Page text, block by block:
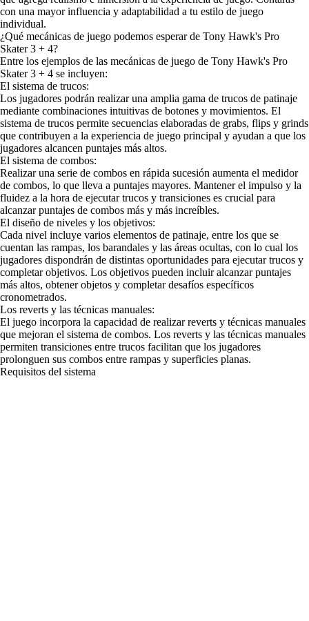
con una mayor influencia y adaptabilidad a tu estilo de juego
individual.
¿Qué mecánicas de juego podemos esperar de Tony Hawk's Pro
Skater 3 + 4?
Entre los ejemplos de las mecánicas de juego de Tony Hawk's Pro
Skater 3 + 4 se incluyen:
El sistema de trucos:
Los jugadores podrán realizar una amplia gama de trucos de patinaje
mediante combinaciones intuitivas de botones y movimientos. El
sistema de trucos permite secuencias elaboradas de grabs, flips y grinds
que contribuyen a la experiencia de juego principal y ayudan a que los
jugadores alcancen puntajes más altos.
El sistema de combos:
Realizar una serie de combos en rápida sucesión aumenta el medidor
de combos, lo que lleva a puntajes mayores. Mantener el impulso y la
fluidez a la hora de ejecutar trucos y transiciones es crucial para
alcanzar puntajes de combos más y más increíbles.
El diseño de niveles y los objetivos:
Cada nivel incluye varios elementos de patinaje, entre los que se
cuentan las rampas, los barandales y las áreas ocultas, con lo cual los
jugadores dispondrán de distintas oportunidades para ejecutar trucos y
completar objetivos. Los objetivos pueden incluir alcanzar puntajes
más altos, obtener objetos y completar desafíos específicos
cronometrados.
Los reverts y las técnicas manuales:
El juego incorpora la capacidad de realizar reverts y técnicas manuales
que mejoran el sistema de combos. Los reverts y las técnicas manuales
permiten transiciones entre trucos facilitan que los jugadores
prolonguen sus combos entre rampas y superficies planas.
Requisitos del sistema